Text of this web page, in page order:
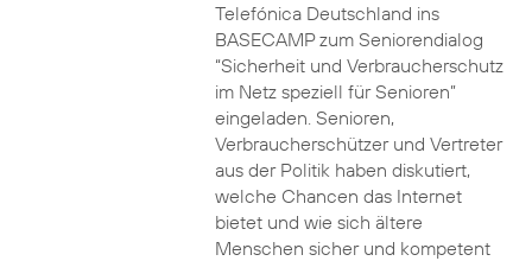
Telefónica Deutschland ins
BASECAMP zum Seniorendialog
“Sicherheit und Verbraucherschutz
im Netz speziell für Senioren”
eingeladen. Senioren,
Verbraucherschützer und Vertreter
aus der Politik haben diskutiert,
welche Chancen das Internet
bietet und wie sich ältere
Menschen sicher und kompetent